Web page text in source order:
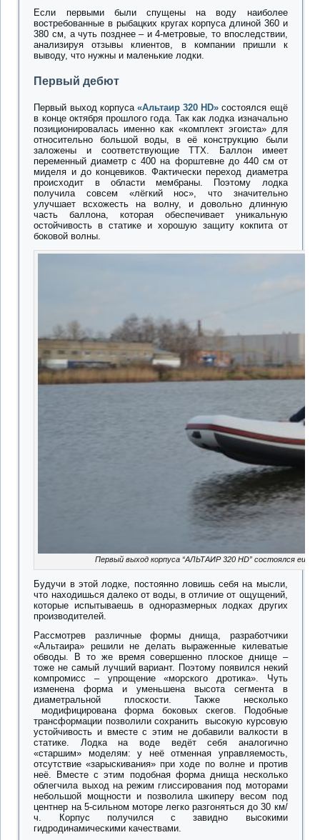
Если первыми были спущены на воду наиболее
востребованные в рыбацких кругах корпуса длиной 360 и
380 см, а чуть позднее – и 4-метровые, то впоследствии,
анализируя отзывы клиентов, в компании пришли к
выводу, что нужны и маленькие лодки.
Первый дебют
Первый выход корпуса «Альтаир 320 HD» состоялся ещё
в конце октября прошлого года. Так как лодка изначально
позиционировалась именно как «комплект эгоиста» для
относительно большой воды, в её конструкцию были
заложены и соответствующие ТТХ. Баллон имеет
переменный диаметр с 400 на форштевне до 440 см от
миделя и до концевиков. Фактически переход диаметра
происходит в области мембраны. Поэтому лодка
получила совсем «лёгкий нос», что значительно
улучшает всхожесть на волну, и довольно длинную
часть баллона, которая обеспечивает уникальную
остойчивость в статике и хорошую защиту кокпита от
боковой волны.
Первый выход корпуса “АЛЬТАИР 320 HD” состоялся ещё в
Будучи в этой лодке, постоянно ловишь себя на мысли,
что находишься далеко от воды, в отличие от ощущений,
которые испытываешь в одноразмерных лодках других
производителей.
Рассмотрев различные формы днища, разработчики
«Альтаира» решили не делать выраженные килеватые
обводы. В то же время совершенно плоское днище –
тоже не самый лучший вариант. Поэтому появился некий
компромисс – упрощение «морского дротика». Чуть
изменена форма и уменьшена высота сегмента в
диаметральной плоскости. Также несколько
модифицирована форма боковых скегов. Подобные
трансформации позволили сохранить высокую курсовую
устойчивость и вместе с этим не добавили валкости в
статике. Лодка на воде ведёт себя аналогично
«старшим» моделям: у неё отменная управляемость,
отсутствие «зарыскивания» при ходе по волне и против
неё. Вместе с этим подобная форма днища несколько
облегчила выход на режим глиссирования под моторами
небольшой мощности и позволила шкиперу весом под
центнер на 5-сильном моторе легко разгоняться до 30 км/
ч. Корпус получился с завидно высокими
гидродинамическими качествами.